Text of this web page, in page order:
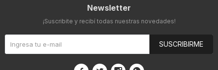
Newsletter
¡Suscribite y recibí todas nuestras novedades!
SUSCRIBIRME